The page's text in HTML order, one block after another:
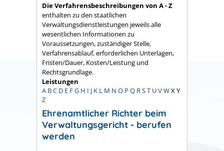
Die Verfahrensbeschreibungen von A - Z
enthalten zu den staatlichen
Verwaltungsdienstleistungen jeweils alle
wesentlichen Informationen zu
Voraussetzungen, zuständiger Stelle,
Verfahrensablauf, erforderlichen Unterlagen,
Fristen/Dauer, Kosten/Leistung und
Rechtsgrundlage.
Leistungen
A BC D E FG H I J K L M N O P Q RST UVWX Y
Z
Ehrenamtlicher Richter beim
Verwaltungsgericht - berufen
werden